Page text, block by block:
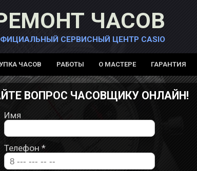
ЧАСОВ
СЕРВИСНЫЙ ЦЕНТР CASIO
ЧАСОВ РАБОТЫ О МАСТЕРЕ ГАРАНТИЯ
ВОПРОС ЧАСОВЩИКУ ОНЛАЙН!
Имя
Телефон *